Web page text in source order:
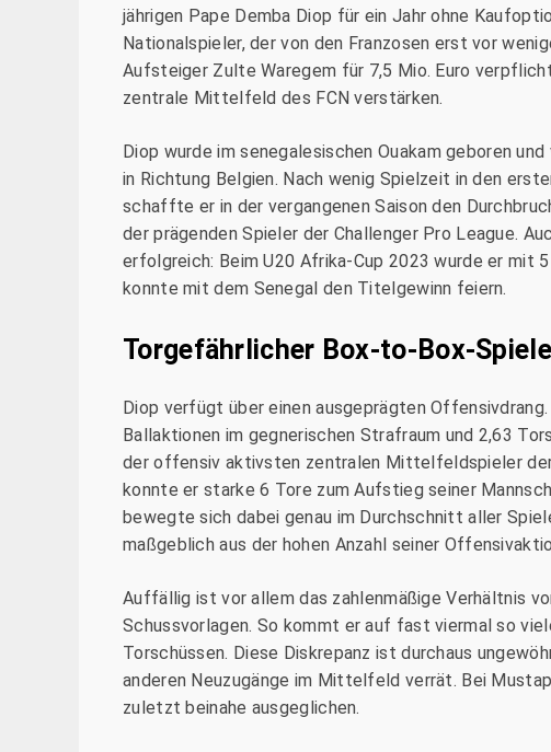
jährigen Pape Demba Diop für ein Jahr ohne
Nationalspieler, der von den Franzosen erst vor
Aufsteiger Zulte Waregem für 7,5 Mio. Euro
zentrale Mittelfeld des FCN verstärken.
Diop wurde im senegalesischen Ouakam geboren
in Richtung Belgien. Nach wenig Spielzeit in den
schaffte er in der vergangenen Saison den
der prägenden Spieler der Challenger Pro League.
erfolgreich: Beim U20 Afrika-Cup 2023 wurde er mit
konnte mit dem Senegal den Titelgewinn feiern.
Torgefährlicher Box-to-Box-
Diop verfügt über einen ausgeprägten
Ballaktionen im gegnerischen Strafraum und 2,63
der offensiv aktivsten zentralen Mittelfeldspieler
konnte er starke 6 Tore zum Aufstieg seiner
bewegte sich dabei genau im Durchschnitt aller
maßgeblich aus der hohen Anzahl seiner
Auffällig ist vor allem das zahlenmäßige Verhältnis
Schussvorlagen. So kommt er auf fast viermal so
Torschüssen. Diese Diskrepanz ist durchaus
anderen Neuzugänge im Mittelfeld verrät. Bei
zuletzt beinahe ausgeglichen.